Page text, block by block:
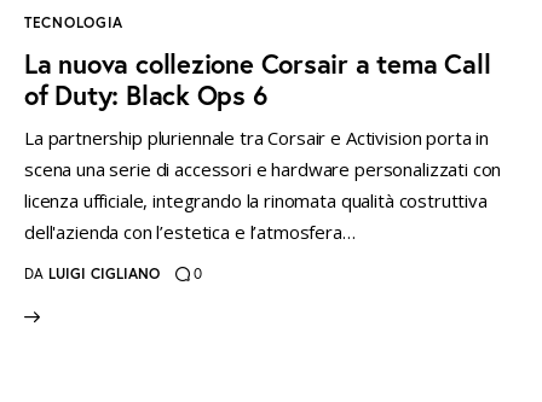
TECNOLOGIA
La nuova collezione Corsair a tema Call
of Duty: Black Ops 6
La partnership pluriennale tra Corsair e Activision porta in
scena una serie di accessori e hardware personalizzati con
licenza ufficiale, integrando la rinomata qualità costruttiva
dell'azienda con l’estetica e l’atmosfera…
DA LUIGI CIGLIANO 0